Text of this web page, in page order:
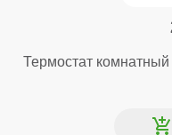
Термостат